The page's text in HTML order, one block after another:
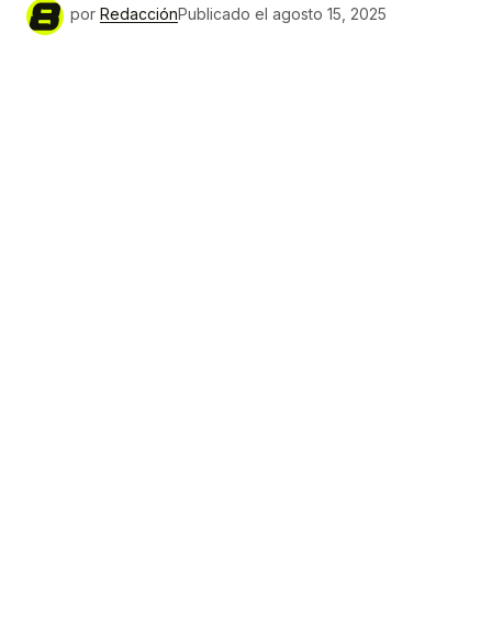
por RedacciónPublicado el agosto 15, 2025